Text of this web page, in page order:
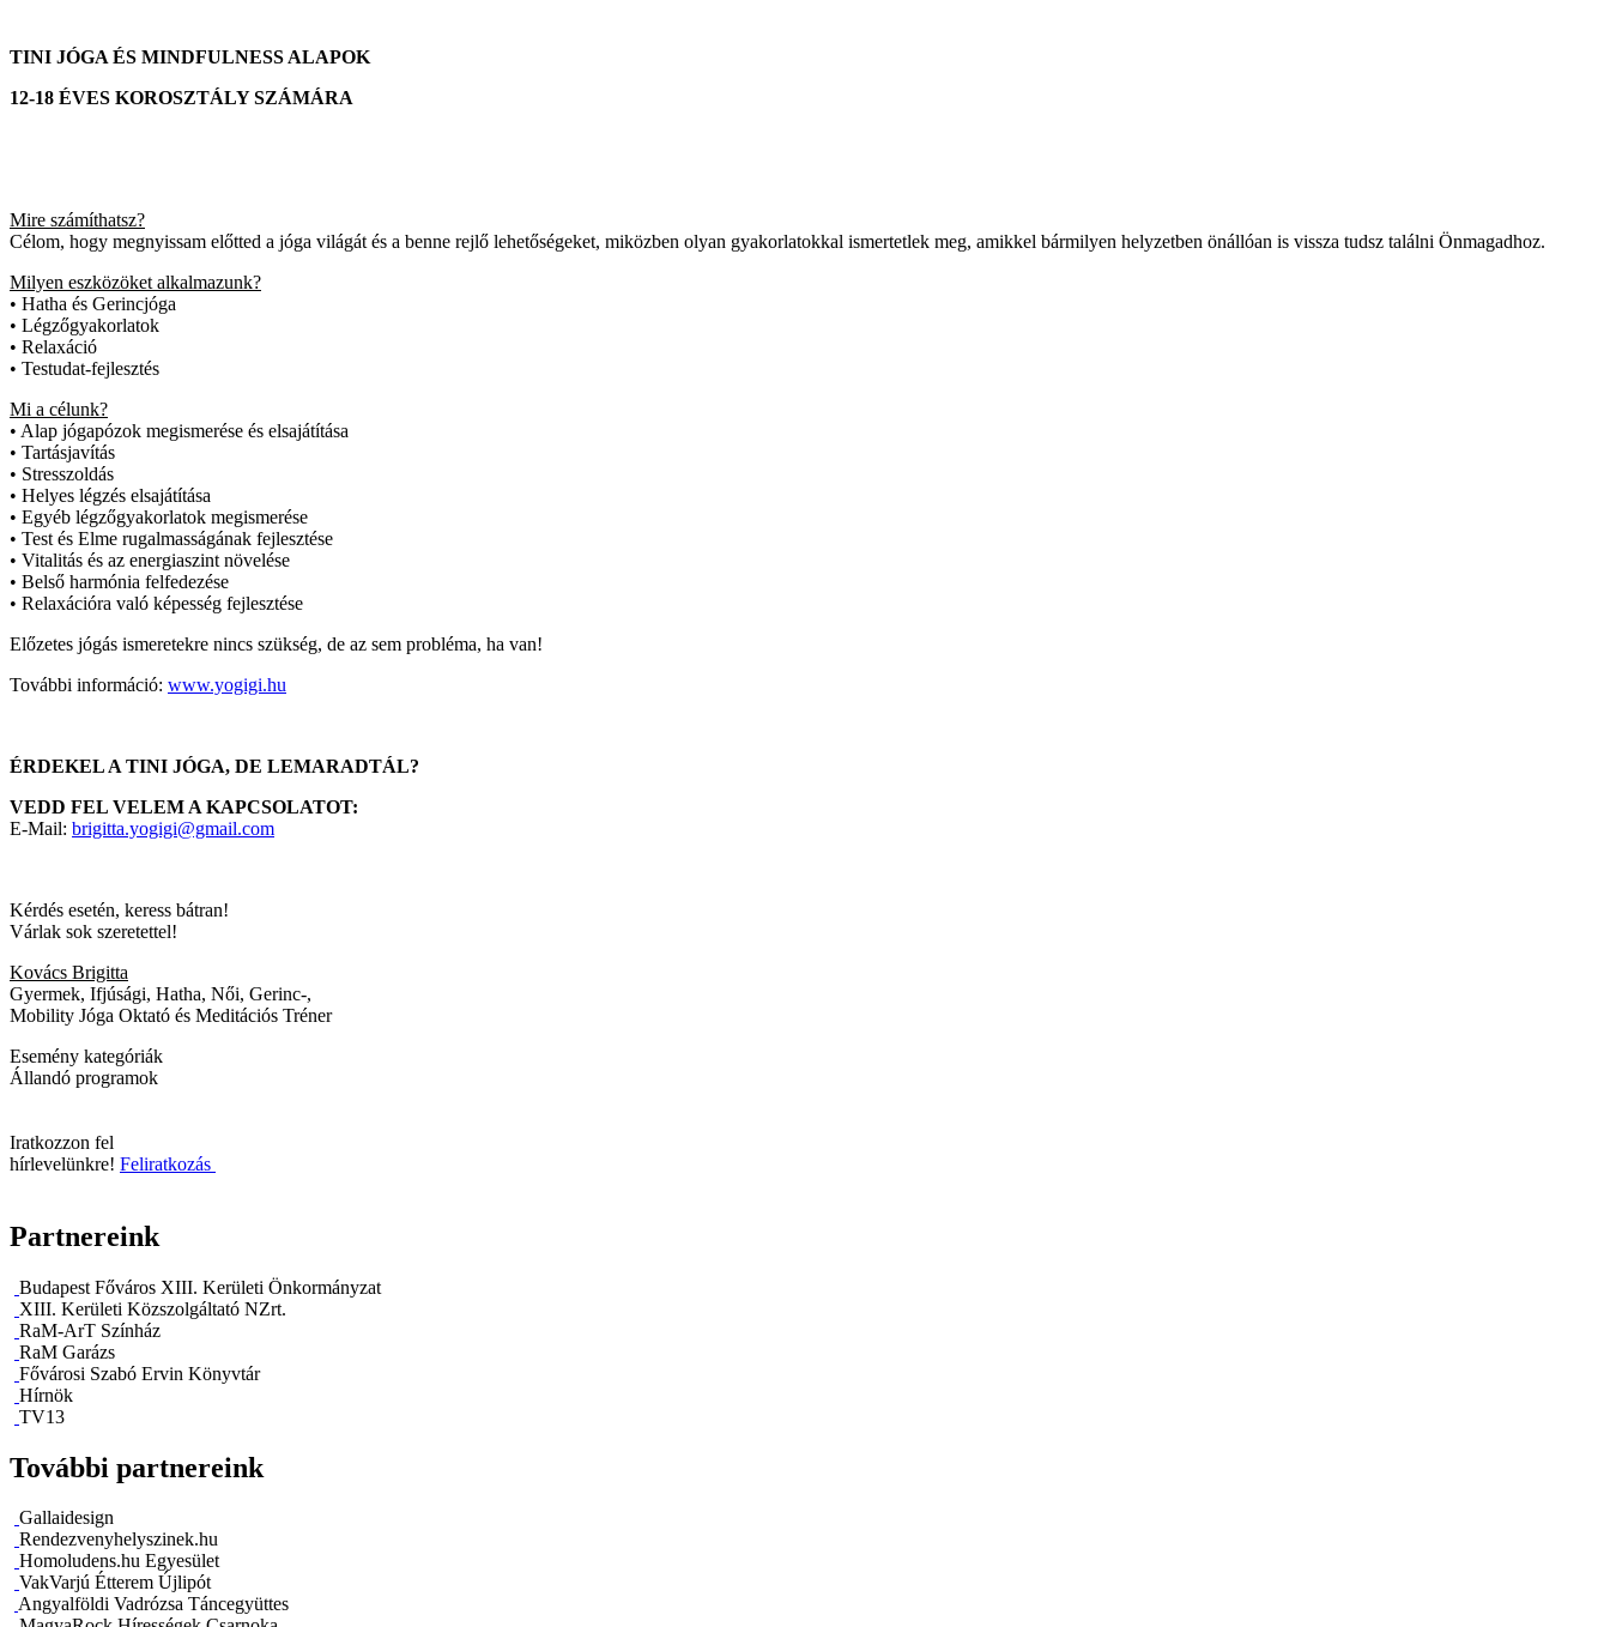
TINI JÓGA ÉS MINDFULNESS ALAPOK
12-18 ÉVES KOROSZTÁLY SZÁMÁRA
Mire számíthatsz?
Célom, hogy megnyissam előtted a jóga világát és a benne rejlő lehetőségeket, miközben olyan gyakorlatokkal ismertetlek meg, amikkel bármilyen helyzetben önállóan is vissza tudsz találni Önmagadhoz.
Milyen eszközöket alkalmazunk?
• Hatha és Gerincjóga
• Légzőgyakorlatok
• Relaxáció
• Testudat-fejlesztés
Mi a célunk?
• Alap jógapózok megismerése és elsajátítása
• Tartásjavítás
• Stresszoldás
• Helyes légzés elsajátítása
• Egyéb légzőgyakorlatok megismerése
• Test és Elme rugalmasságának fejlesztése
• Vitalitás és az energiaszint növelése
• Belső harmónia felfedezése
• Relaxációra való képesség fejlesztése
Előzetes jógás ismeretekre nincs szükség, de az sem probléma, ha van!
További információ: www.yogigi.hu
ÉRDEKEL A TINI JÓGA, DE LEMARADTÁL?
VEDD FEL VELEM A KAPCSOLATOT:
E-Mail: brigitta.yogigi@gmail.com
Kérdés esetén, keress bátran!
Várlak sok szeretettel!
Kovács Brigitta
Gyermek, Ifjúsági, Hatha, Női, Gerinc-,
Mobility Jóga Oktató és Meditációs Tréner
Esemény kategóriák
Állandó programok
Iratkozzon fel
hírlevelünkre! Feliratkozás
Partnereink
Budapest Főváros XIII. Kerületi Önkormányzat
XIII. Kerületi Közszolgáltató NZrt.
RaM-ArT Színház
RaM Garázs
Fővárosi Szabó Ervin Könyvtár
Hírnök
TV13
További partnereink
Gallaidesign
Rendezvenyhelyszinek.hu
Homoludens.hu Egyesület
VakVarjú Étterem Újlipót
Angyalföldi Vadrózsa Táncegyüttes